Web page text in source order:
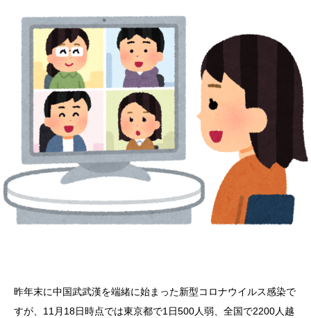
昨年末に中国武武漢を端緒に始まった新型コロナウイルス感染で
すが、11月18日時点では東京都で1日500人弱、全国で2200人越